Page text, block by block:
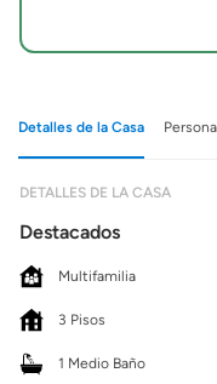
Detalles de la Casa
DETALLES DE LA CASA
Destacados
Multifamilia
3 Pisos
1 Medio Baño